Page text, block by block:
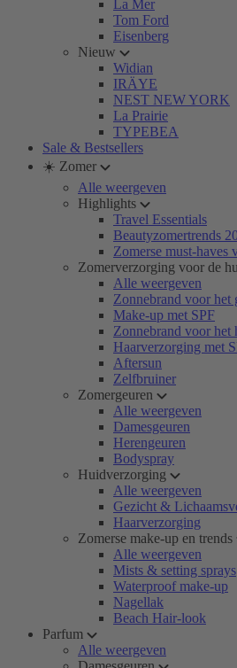
La Mer
Tom Ford
Eisenberg
Nieuw
Widian
IRÄYE
NEST NEW YORK
La Prairie
TYPEBEA
Sale & Bestsellers
☀️ Zomer
Alle weergeven
Highlights
Travel Essentials
Beautyzomertrends
Zomerse must-haves
Zomerverzorging voor de
Alle weergeven
Zonnebrand voor het
Make-up met SPF
Zonnebrand voor het
Haarverzorging met
Aftersun
Zelfbruiner
Zomergeuren
Alle weergeven
Damesgeuren
Herengeuren
Bodyspray
Huidverzorging
Alle weergeven
Gezicht &
Haarverzorging
Zomerse make-up en trends
Alle weergeven
Mists & setting sprays
Waterproof make-up
Nagellak
Beach Hair-look
Parfum
Alle weergeven